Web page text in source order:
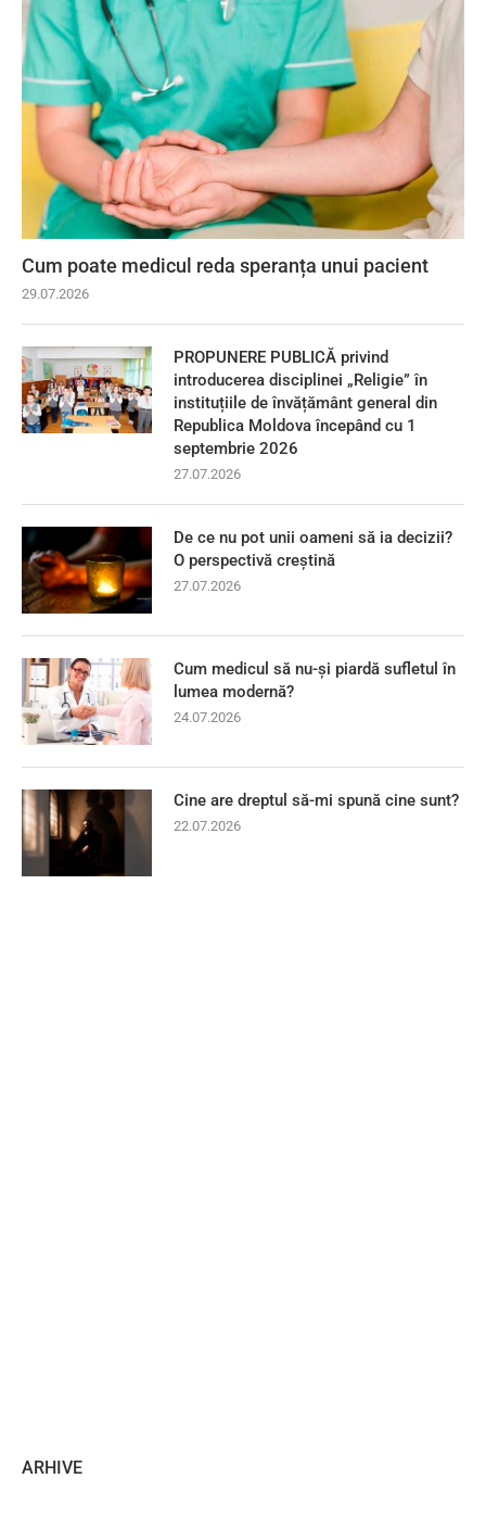
Cum poate medicul reda speranța unui pacient
29.07.2026
PROPUNERE PUBLICĂ privind
introducerea disciplinei „Religie” în
instituțiile de învățământ general din
Republica Moldova începând cu 1
septembrie 2026
27.07.2026
De ce nu pot unii oameni să ia decizii?
O perspectivă creștină
27.07.2026
Cum medicul să nu-și piardă sufletul în
lumea modernă?
24.07.2026
Cine are dreptul să-mi spună cine sunt?
22.07.2026
ARHIVE